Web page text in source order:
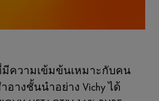
ความเข้มข้นเหมาะกับคน
อางชั้นนำอย่าง Vichy ได้